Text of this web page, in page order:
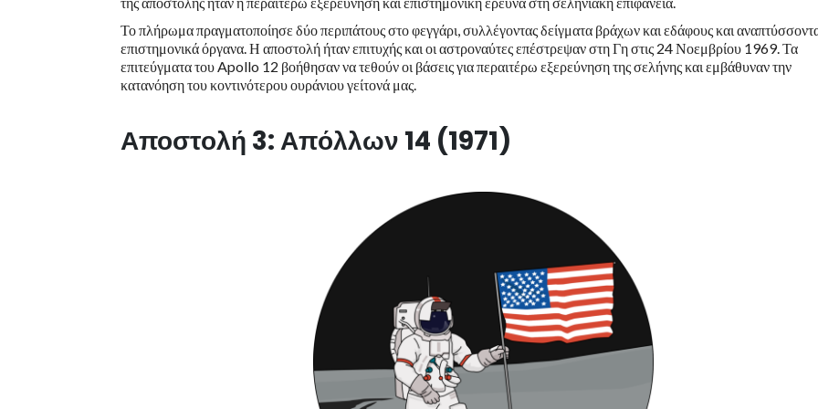
Το πλήρωμα πραγματοποίησε δύο περιπάτους στο φεγγάρι, συλλέγοντας δείγματα βράχων και εδάφους και
επιστημονικά όργανα. Η αποστολή ήταν επιτυχής και οι αστροναύτες επέστρεψαν στη Γη στις 24 Νοεμβρίου 1969. Τα
επιτεύγματα του Apollo 12 βοήθησαν να τεθούν οι βάσεις για περαιτέρω εξερεύνηση της σελήνης και εμβάθυναν την
κατανόηση του κοντινότερου ουράνιου γείτονά μας.
Αποστολή 3: Απόλλων 14 (1971)